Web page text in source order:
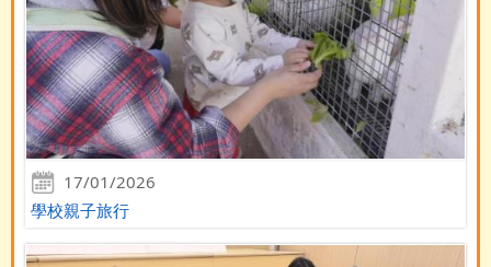
17/01/2026
學校親子旅行